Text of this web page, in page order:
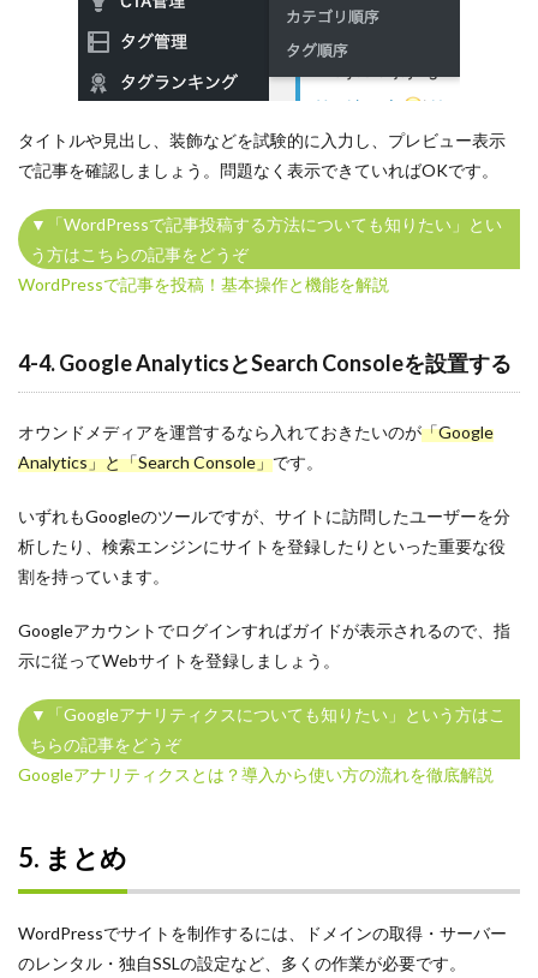
タイトルや見出し、装飾などを試験的に入力し、プレビュー表示
で記事を確認しましょう。問題なく表示できていればOKです。
▼「WordPressで記事投稿する方法についても知りたい」とい
う方はこちらの記事をどうぞ
WordPressで記事を投稿！基本操作と機能を解説
4-4. Google AnalyticsとSearch Consoleを設置する
オウンドメディアを運営するなら入れておきたいのが「Google
Analytics」と「Search Console」です。
いずれもGoogleのツールですが、サイトに訪問したユーザーを分
析したり、検索エンジンにサイトを登録したりといった重要な役
割を持っています。
Googleアカウントでログインすればガイドが表示されるので、指
示に従ってWebサイトを登録しましょう。
▼「Googleアナリティクスについても知りたい」という方はこ
ちらの記事をどうぞ
Googleアナリティクスとは？導入から使い方の流れを徹底解説
5. まとめ
WordPressでサイトを制作するには、ドメインの取得・サーバー
のレンタル・独自SSLの設定など、多くの作業が必要です。